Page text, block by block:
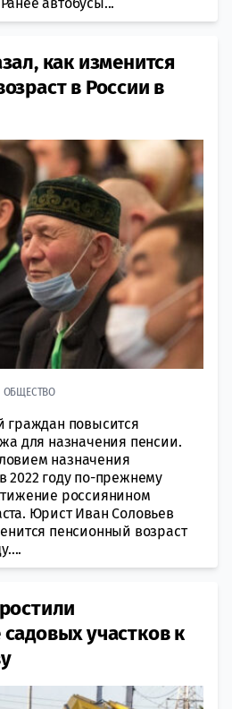
как изменится
в России в
ОБЩЕСТВО
граждан повысится
для назначения пенсии.
назначения
2022 году по-прежнему
россиянином
Юрист Иван Соловьев
пенсионный возраст
участков к